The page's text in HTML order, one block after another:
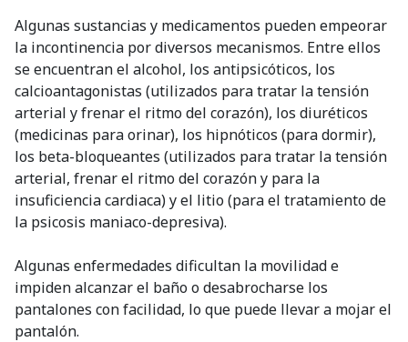
Algunas sustancias y medicamentos pueden empeorar
la incontinencia por diversos mecanismos. Entre ellos
se encuentran el alcohol, los antipsicóticos, los
calcioantagonistas (utilizados para tratar la tensión
arterial y frenar el ritmo del corazón), los diuréticos
(medicinas para orinar), los hipnóticos (para dormir),
los beta-bloqueantes (utilizados para tratar la tensión
arterial, frenar el ritmo del corazón y para la
insuficiencia cardiaca) y el litio (para el tratamiento de
la psicosis maniaco-depresiva).
Algunas enfermedades dificultan la movilidad e
impiden alcanzar el baño o desabrocharse los
pantalones con facilidad, lo que puede llevar a mojar el
pantalón.